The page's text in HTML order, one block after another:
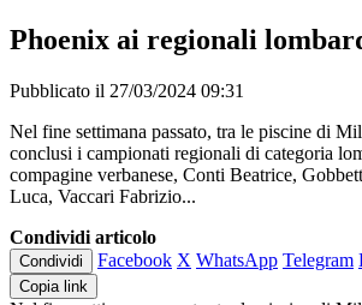
Phoenix ai regionali
Pubblicato il 27/03/2024 09:31
Nel fine settimana passato, tra le piscine di
conclusi i campionati regionali di categoria
compagine verbanese, Conti Beatrice,
Luca, Vaccari Fabrizio...
Condividi articolo
Condividi Facebook X WhatsApp Telegram
Copia link